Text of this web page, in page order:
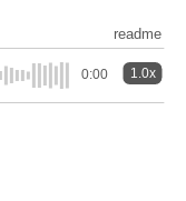
readme
0:00 1.0x